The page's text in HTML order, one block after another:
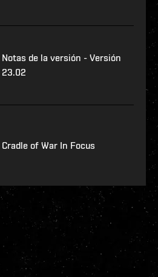
Notas de la versión - Versión
23.02
Cradle of War In Focus